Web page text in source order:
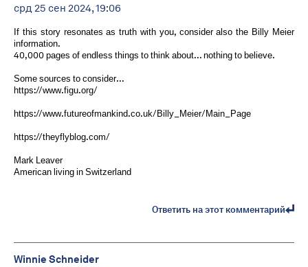
срд 25 сен 2024, 19:06
If this story resonates as truth with you, consider also the Billy Meier
information.
40,000 pages of endless things to think about... nothing to believe.
Some sources to consider...
https://www.figu.org/
https://www.futureofmankind.co.uk/Billy_Meier/Main_Page
https://theyflyblog.com/
Mark Leaver
American living in Switzerland
Ответить на этот комментарий
Winnie Schneider